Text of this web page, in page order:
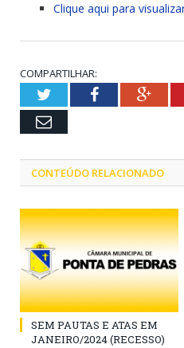
Clique aqui para
COMPARTILHAR:
TwitterFacebook
Email
CONTEÚDO RELACIONADO
SEM PAUTAS E ATAS EM
JANEIRO/2024 (RECESSO)